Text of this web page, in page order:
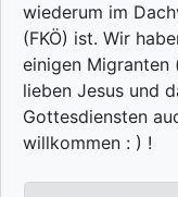
wiederum im
(FKÖ) ist. Wir
einigen Migranten
lieben Jesus und
Gottesdiensten
willkommen : ) !